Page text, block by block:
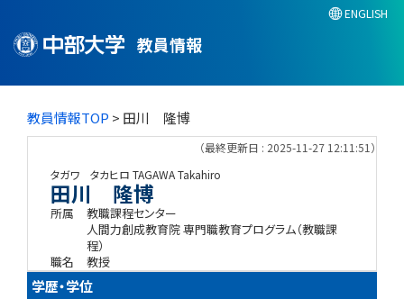
教員情報
ENGLISH
教員情報TOP > 田川 隆博
（最終更新日 : 2025-11-27 12:11:51）
タガワ タカヒロ TAGAWA Takahiro
田川 隆博
所属
教職課程センター
人間力創成教育院 専門職教育プログラム（教職課
程）
職名
教授
学歴・学位